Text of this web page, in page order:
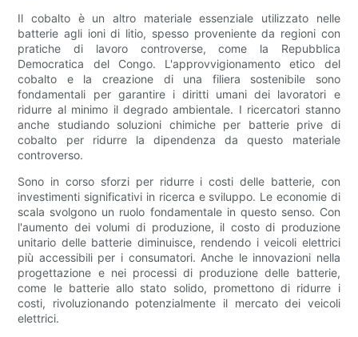
Il cobalto è un altro materiale essenziale utilizzato nelle
batterie agli ioni di litio, spesso proveniente da regioni con
pratiche di lavoro controverse, come la Repubblica
Democratica del Congo. L'approvvigionamento etico del
cobalto e la creazione di una filiera sostenibile sono
fondamentali per garantire i diritti umani dei lavoratori e
ridurre al minimo il degrado ambientale. I ricercatori stanno
anche studiando soluzioni chimiche per batterie prive di
cobalto per ridurre la dipendenza da questo materiale
controverso.
Sono in corso sforzi per ridurre i costi delle batterie, con
investimenti significativi in ​​ricerca e sviluppo. Le economie di
scala svolgono un ruolo fondamentale in questo senso. Con
l'aumento dei volumi di produzione, il costo di produzione
unitario delle batterie diminuisce, rendendo i veicoli elettrici
più accessibili per i consumatori. Anche le innovazioni nella
progettazione e nei processi di produzione delle batterie,
come le batterie allo stato solido, promettono di ridurre i
costi, rivoluzionando potenzialmente il mercato dei veicoli
elettrici.